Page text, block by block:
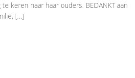
keren naar haar ouders. BEDANKT aan
[…]